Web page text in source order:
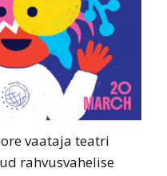
vaataja teatri
rahvusvahelise